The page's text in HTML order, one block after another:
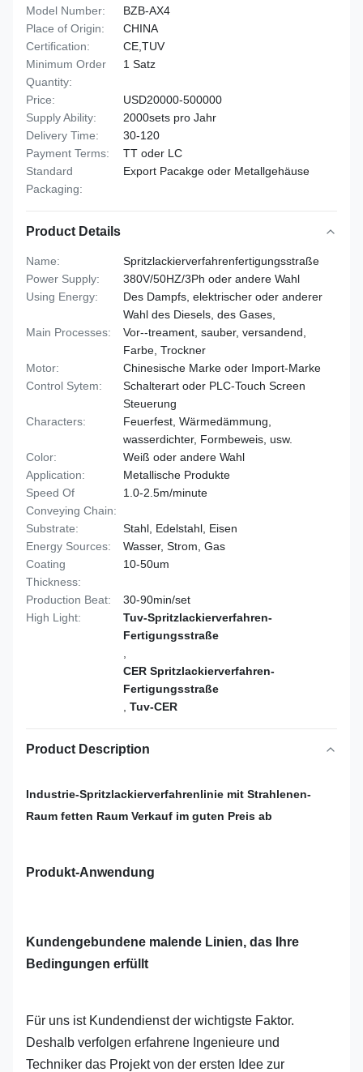
Model Number:
BZB-AX4
Place of Origin:
CHINA
Certification:
CE,TUV
Minimum Order
Quantity:
1 Satz
Price:
USD20000-500000
Supply Ability:
2000sets pro Jahr
Delivery Time:
30-120
Payment Terms:
TT oder LC
Standard
Packaging:
Export Pacakge oder Metallgehäuse
Product Details
Name:
Spritzlackierverfahrenfertigungsstraße
Power Supply:
380V/50HZ/3Ph oder andere Wahl
Using Energy:
Des Dampfs, elektrischer oder anderer
Wahl des Diesels, des Gases,
Main Processes:
Vor--treament, sauber, versandend,
Farbe, Trockner
Motor:
Chinesische Marke oder Import-Marke
Control Sytem:
Schalterart oder PLC-Touch Screen
Steuerung
Characters:
Feuerfest, Wärmedämmung,
wasserdichter, Formbeweis, usw.
Color:
Weiß oder andere Wahl
Application:
Metallische Produkte
Speed Of
Conveying Chain:
1.0-2.5m/minute
Substrate:
Stahl, Edelstahl, Eisen
Energy Sources:
Wasser, Strom, Gas
Coating
Thickness:
10-50um
Production Beat:
30-90min/set
High Light:
Tuv-Spritzlackierverfahren-
Fertigungsstraße
CER Spritzlackierverfahren-
Fertigungsstraße
Tuv-CER
Product Description
Industrie-Spritzlackierverfahrenlinie mit Strahlenen-
Raum fetten Raum Verkauf im guten Preis ab
Produkt-Anwendung
Kundengebundene malende Linien, das Ihre
Bedingungen erfüllt
Für uns ist Kundendienst der wichtigste Faktor.
Deshalb verfolgen erfahrene Ingenieure und
Techniker das Projekt von der ersten Idee zur